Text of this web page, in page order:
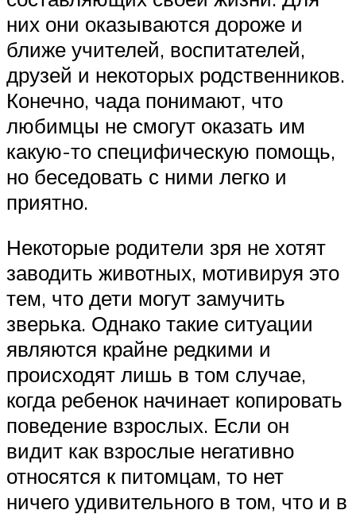
них они оказываются дороже и
ближе учителей, воспитателей,
друзей и некоторых родственников.
Конечно, чада понимают, что
любимцы не смогут оказать им
какую-то специфическую помощь,
но беседовать с ними легко и
приятно.
Некоторые родители зря не хотят
заводить животных, мотивируя это
тем, что дети могут замучить
зверька. Однако такие ситуации
являются крайне редкими и
происходят лишь в том случае,
когда ребенок начинает копировать
поведение взрослых. Если он
видит как взрослые негативно
относятся к питомцам, то нет
ничего удивительного в том, что и в